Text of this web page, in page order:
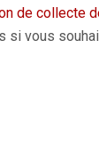
de collecte
vous